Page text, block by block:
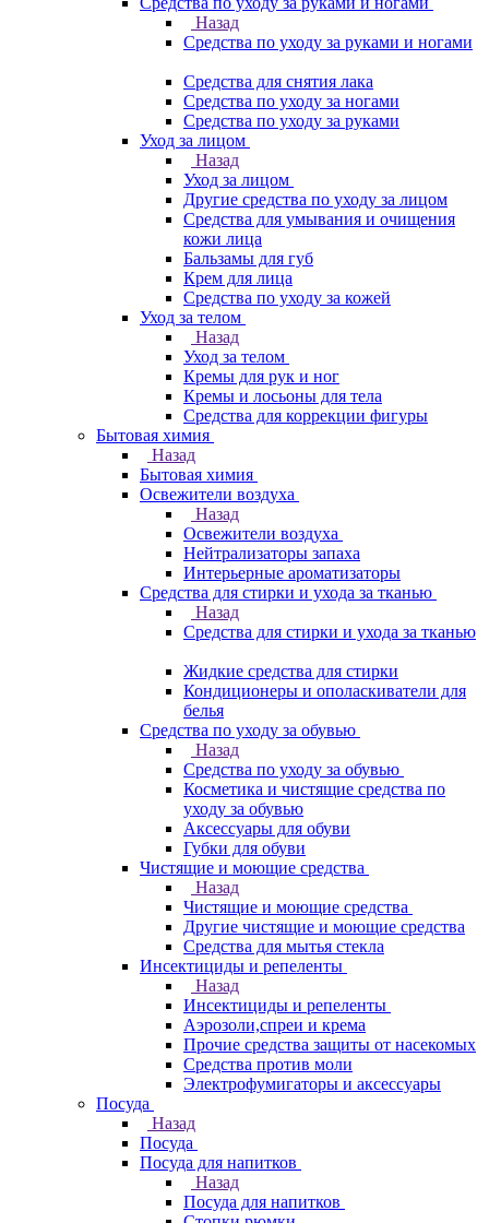
Назад
Средства по уходу за руками и ногами
Средства для снятия лака
Средства по уходу за ногами
Средства по уходу за руками
Уход за лицом
Назад
Уход за лицом
Другие средства по уходу за лицом
Средства для умывания и очищения
кожи лица
Бальзамы для губ
Крем для лица
Средства по уходу за кожей
Уход за телом
Назад
Уход за телом
Кремы для рук и ног
Кремы и лосьоны для тела
Средства для коррекции фигуры
Бытовая химия
Назад
Бытовая химия
Освежители воздуха
Назад
Освежители воздуха
Нейтрализаторы запаха
Интерьерные ароматизаторы
Средства для стирки и ухода за тканью
Назад
Средства для стирки и ухода за тканью
Жидкие средства для стирки
Кондиционеры и ополаскиватели для
белья
Средства по уходу за обувью
Назад
Средства по уходу за обувью
Косметика и чистящие средства по
уходу за обувью
Аксессуары для обуви
Губки для обуви
Чистящие и моющие средства
Назад
Чистящие и моющие средства
Другие чистящие и моющие средства
Средства для мытья стекла
Инсектициды и репеленты
Назад
Инсектициды и репеленты
Аэрозоли,спреи и крема
Прочие средства защиты от насекомых
Средства против моли
Электрофумигаторы и аксессуары
Посуда
Назад
Посуда
Посуда для напитков
Назад
Посуда для напитков